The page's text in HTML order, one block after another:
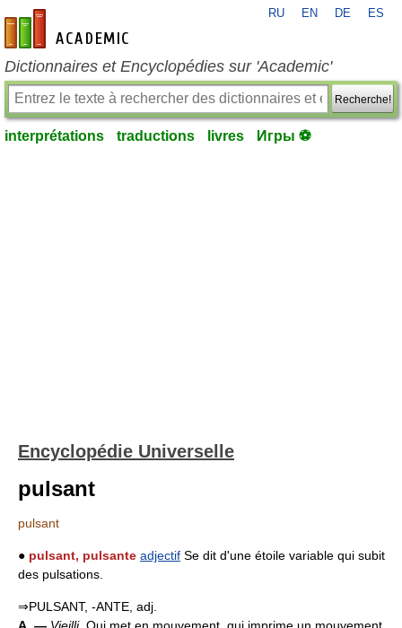
fr-academic.com
RU EN DE ES
Dictionnaires et Encyclopédies sur 'Academic'
Recherche!
interprétations traductions livres Игры ⚽
Encyclopédie Universelle
pulsant
pulsant
● pulsant, pulsante adjectif Se dit d'une étoile variable qui subit
des pulsations.
⇒PULSANT, -ANTE, adj.